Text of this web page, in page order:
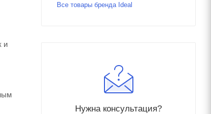
и
Все товары бренда Ideal
Нужна консультация?